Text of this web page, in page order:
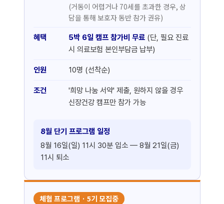
(거동이 어렵거나 70세를 초과한 경우, 상
담을 통해 보호자 동반 참가 권유)
혜택 5박 6일 캠프 참가비 무료(단, 필요 진료
시 의료보험 본인부담금 납부)
인원 10명 (선착순)
조건
'희망 나눔 서약' 제출, 원하지 않을 경우
신장건강 캠프만 참가 가능
8월 단기 프로그램 일정
8월 16일(일) 11시 30분 입소 — 8월 21일(금)
11시 퇴소
체험 프로그램 · 5기 모집중